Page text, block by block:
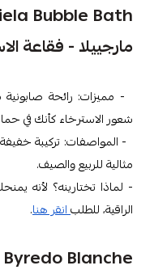
مارجييلا - فقاعة
- مميزات: رائحة صابونية
شعور الاسترخاء كأنك في
- المواصفات: تركيبة
مثالية للربيع والصيف.
- لماذا تختارينه؟ لأنه
الراقية، للطلبانقر هنا.
Byredo Blanche (بايريدو بلانش)